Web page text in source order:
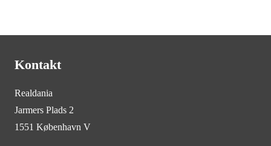
Kontakt
Realdania
Jarmers Plads 2
1551 København V